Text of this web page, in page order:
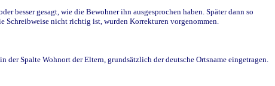
besser gesagt, wie die Bewohner ihn ausgesprochen haben. Später dann so
Schreibweise nicht richtig ist, wurden Korrekturen vorgenommen.
Spalte Wohnort der Eltern, grundsätzlich der deutsche Ortsname eingetragen.